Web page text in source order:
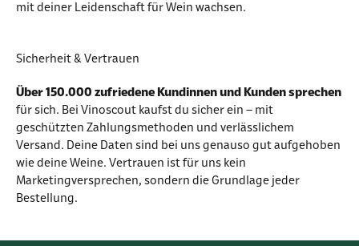
mit deiner Leidenschaft für Wein wachsen.
Sicherheit & Vertrauen
Über 150.000 zufriedene Kundinnen und Kunden sprechen
für sich. Bei Vinoscout kaufst du sicher ein – mit
geschützten Zahlungsmethoden und verlässlichem
Versand. Deine Daten sind bei uns genauso gut aufgehoben
wie deine Weine. Vertrauen ist für uns kein
Marketingversprechen, sondern die Grundlage jeder
Bestellung.